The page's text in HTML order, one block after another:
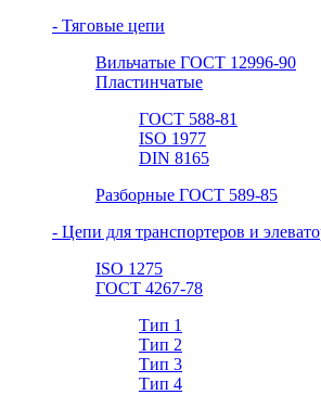
- Тяговые цепи
Вильчатые ГОСТ 12996-90
Пластинчатые
ГОСТ 588-81
ISO 1977
DIN 8165
Разборные ГОСТ 589-85
- Цепи для транспортеров и
ISO 1275
ГОСТ 4267-78
Тип 1
Тип 2
Тип 3
Тип 4